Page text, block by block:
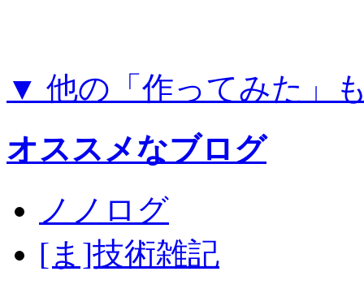
▼ 他の「作ってみた」
オススメなブログ
ノノログ
[ま]技術雑記